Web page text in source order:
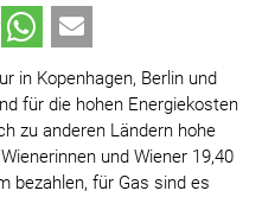
in Kopenhagen, Berlin und
für die hohen Energiekosten
zu anderen Ländern hohe
und Wiener 19,40
bezahlen, für Gas sind es